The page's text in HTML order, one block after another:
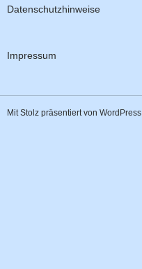
Datenschutzhinweise
Impressum
Mit Stolz präsentiert von WordPress